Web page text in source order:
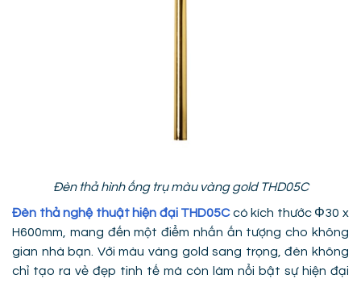
Đèn thả hình ống trụ màu vàng gold THD05C
Đèn thả nghệ thuật hiện đại THD05Ccó kích thước Φ30 x
H600mm, mang đến một điểm nhấn ấn tượng cho không
gian nhà bạn. Với màu vàng gold sang trọng, đèn không
chỉ tạo ra vẻ đẹp tinh tế mà còn làm nổi bật sự hiện đại